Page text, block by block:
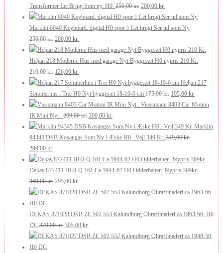
Transformer Let Brugt Som ny. H0. 250,00kr. Den
oprindelige
pris
250,00 kr..
200,00 kr.
aktuelle
pris
200,00 kr..
Marklin 6040 Keyboard. digital H0 spor 1 Let brugt Ser ud som Ny
250,00kr. Den
oprindelige
pris
var:
250,00 kr..
200,00 kr.
aktuelle
pris
200,00 kr..
Heljan 218 Moderne Hus med garage Nyt Byggesæt H0 nypris 210 Kr.
210,00kr. Den
oprindelige
pris
var:
210,00 kr..
126,00 kr.
aktuelle
pris
er:
126,00 kr..
Heljan 217
Sommerhus i Træ H0 Nyt byggesæt 18-10-6 cm 175,00kr. Den
oprindelige
var:
175,00 kr..
105,00 kr.
aktuelle
er:
105,00 kr..
Viessmann 8403 Car Motion
IR Mini Nyt .
269,00kr. Den
oprindelige
pris
269,00 kr..
200,00 kr.
aktuelle
pris
200,00 kr..
Marklin
94345 DSB Kosangas Som Ny i Æske H0 . Vejl 349 Kr. 349,00kr.
Den
oprindelige
pris
var:
349,00 kr..
299,00 kr.
aktuelle
pris
er:
299,00 kr..
Dekas 872411 HHJ Q 161 Ca 1944-62 H0 Odderbanen. Nypris 369kr
369,00kr. Den
oprindelige
var:
369,00 kr..
295,00 kr.
aktuelle
er:
295,00 kr..
DEKAS 871028 DSB ZE 502 553 Kalundborg Oliraffinaderi ca 1963-66. H0
DC 379,00kr. Den
oprindelige
305,00 kr.
aktuelle